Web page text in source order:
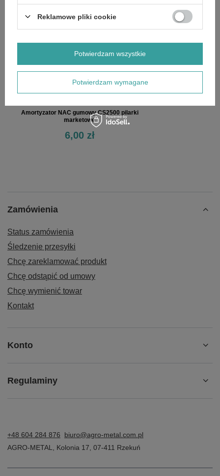
OSTATNIO OGLĄDANE
Amortyzator NAC gumowy CS2500 pilarki
marketowe
6,00 zł
Zamówienia
Status zamówienia
Śledzenie przesyłki
Chcę zareklamować produkt
Chcę odstąpić od umowy
Chcę wymienić towar
Kontakt
Konto
Regulaminy
+48 604 284 876
biuro@agro-metal.com.pl
AGRO-METAL
Kolonia 17 07-411 Rzekuń
Reklamowe pliki cookie
Potwierdzam wymagane
Potwierdzam wszystkie